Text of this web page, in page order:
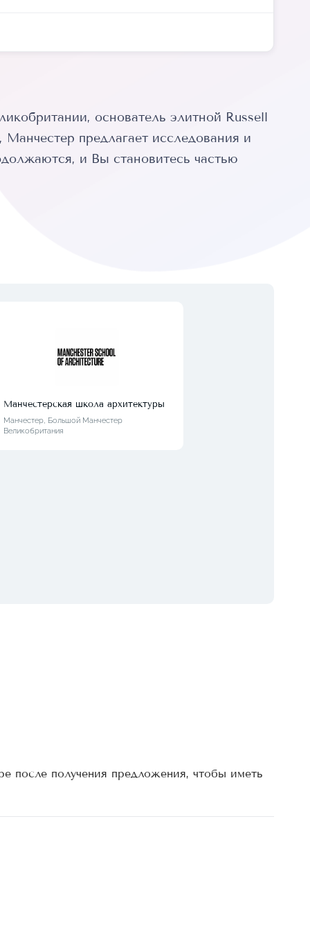
основатель элитной Russell
предлагает исследования и
и Вы становитесь частью
Манчестерская школа архитектуры
Манчестер, Большой Манчестер
Великобритания
после получения предложения, чтобы иметь